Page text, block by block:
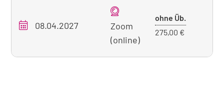
08.04.2027
Zoom
(online)
ohne Üb.
275,00 €